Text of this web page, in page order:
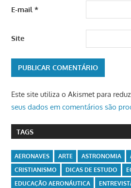
E-mail *
Site
Este site utiliza o Akismet para
seus dados em comentários são
TAGS
AERONAVES ARTE ASTRONOMIA
CRISTIANISMO
DICAS DE ESTUDO
EDUCAÇÃO AERONÁUTICA